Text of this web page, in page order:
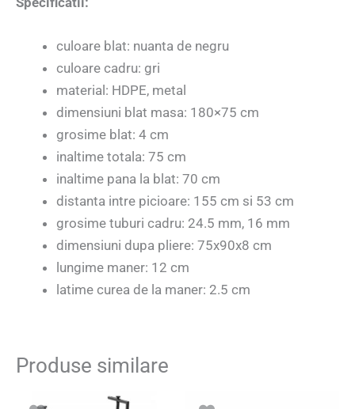
culoare blat: nuanta de negru
culoare cadru: gri
material: HDPE, metal
dimensiuni blat masa: 180×75 cm
grosime blat: 4 cm
inaltime totala: 75 cm
inaltime pana la blat: 70 cm
distanta intre picioare: 155 cm si 53 cm
grosime tuburi cadru: 24.5 mm, 16 mm
dimensiuni dupa pliere: 75x90x8 cm
lungime maner: 12 cm
latime curea de la maner: 2.5 cm
Produse similare
Prețul